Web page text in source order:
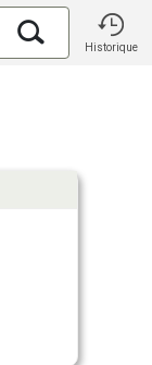
Historique